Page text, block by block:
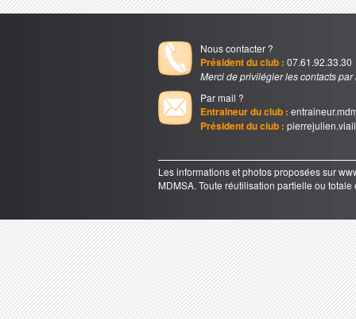
Nous contacter ?
Président du club : 07.61.92.33.30
Merci de privilégier les contacts par
Par mail ?
Entraineur du club :
Président du club :
Les informations et photos proposées sur
MDMSA. Toute réutilisation partielle ou totale